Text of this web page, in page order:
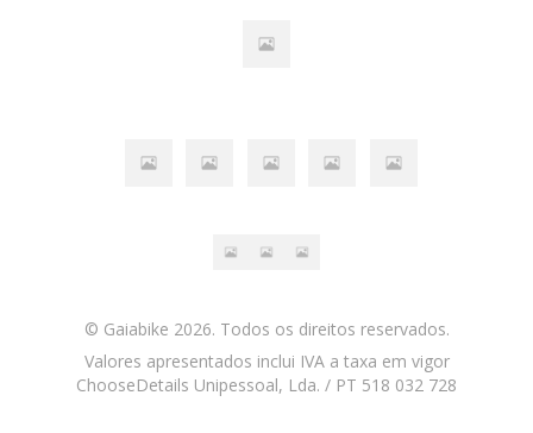
© Gaiabike 2026. Todos os direitos reservados.
Valores apresentados inclui IVA a taxa em vigor
ChooseDetails Unipessoal, Lda. / PT 518 032 728